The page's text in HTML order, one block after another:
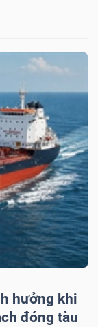
hưởng khi
đóng tàu